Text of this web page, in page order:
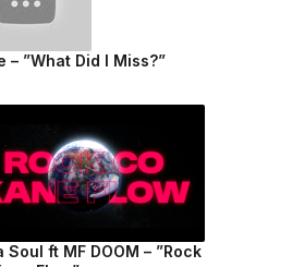
– ”What Did I Miss?”
Soul ft MF DOOM – ”Rock